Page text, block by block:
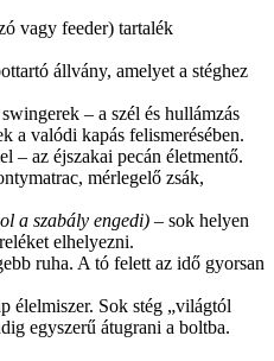
vagy feeder) tartalék
állvány, amelyet a stéghez
– a szél és hullámzás
a valódi kapás felismerésében.
– az éjszakai pecán életmentő.
mérlegelő zsák,
a szabály engedi) – sok helyen
elhelyezni.
ruha. A tó felett az idő gyorsan
élelmiszer. Sok stég „világtól
egyszerű átugrani a boltba.